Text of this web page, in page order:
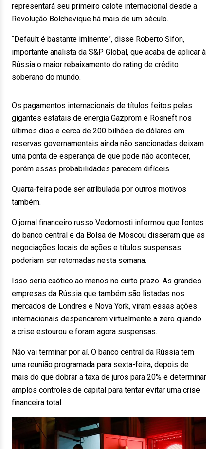
representará seu primeiro calote internacional desde a
Revolução Bolchevique há mais de um século.
“Default é bastante iminente”, disse Roberto Sifon,
importante analista da S&P Global, que acaba de aplicar à
Rússia o maior rebaixamento do rating de crédito
soberano do mundo.
Os pagamentos internacionais de títulos feitos pelas
gigantes estatais de energia Gazprom e Rosneft nos
últimos dias e cerca de 200 bilhões de dólares em
reservas governamentais ainda não sancionadas deixam
uma ponta de esperança de que pode não acontecer,
porém essas probabilidades parecem difíceis.
Quarta-feira pode ser atribulada por outros motivos
também.
O jornal financeiro russo Vedomosti informou que fontes
do banco central e da Bolsa de Moscou disseram que as
negociações locais de ações e títulos suspensas
poderiam ser retomadas nesta semana.
Isso seria caótico ao menos no curto prazo. As grandes
empresas da Rússia que também são listadas nos
mercados de Londres e Nova York, viram essas ações
internacionais despencarem virtualmente a zero quando
a crise estourou e foram agora suspensas.
Não vai terminar por aí. O banco central da Rússia tem
uma reunião programada para sexta-feira, depois de
mais do que dobrar a taxa de juros para 20% e determinar
amplos controles de capital para tentar evitar uma crise
financeira total.